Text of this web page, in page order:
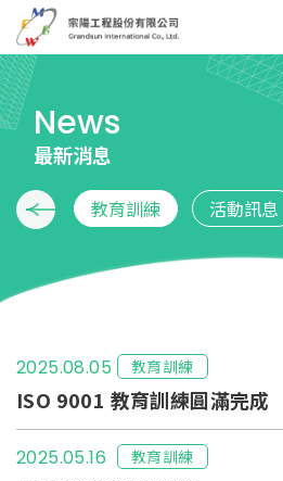
News
最新消息
紀事 教育訓練 活動訊息
2025.08.05 教育訓練
ISO 9001 教育訓練圓滿完成
2025.05.16 教育訓練